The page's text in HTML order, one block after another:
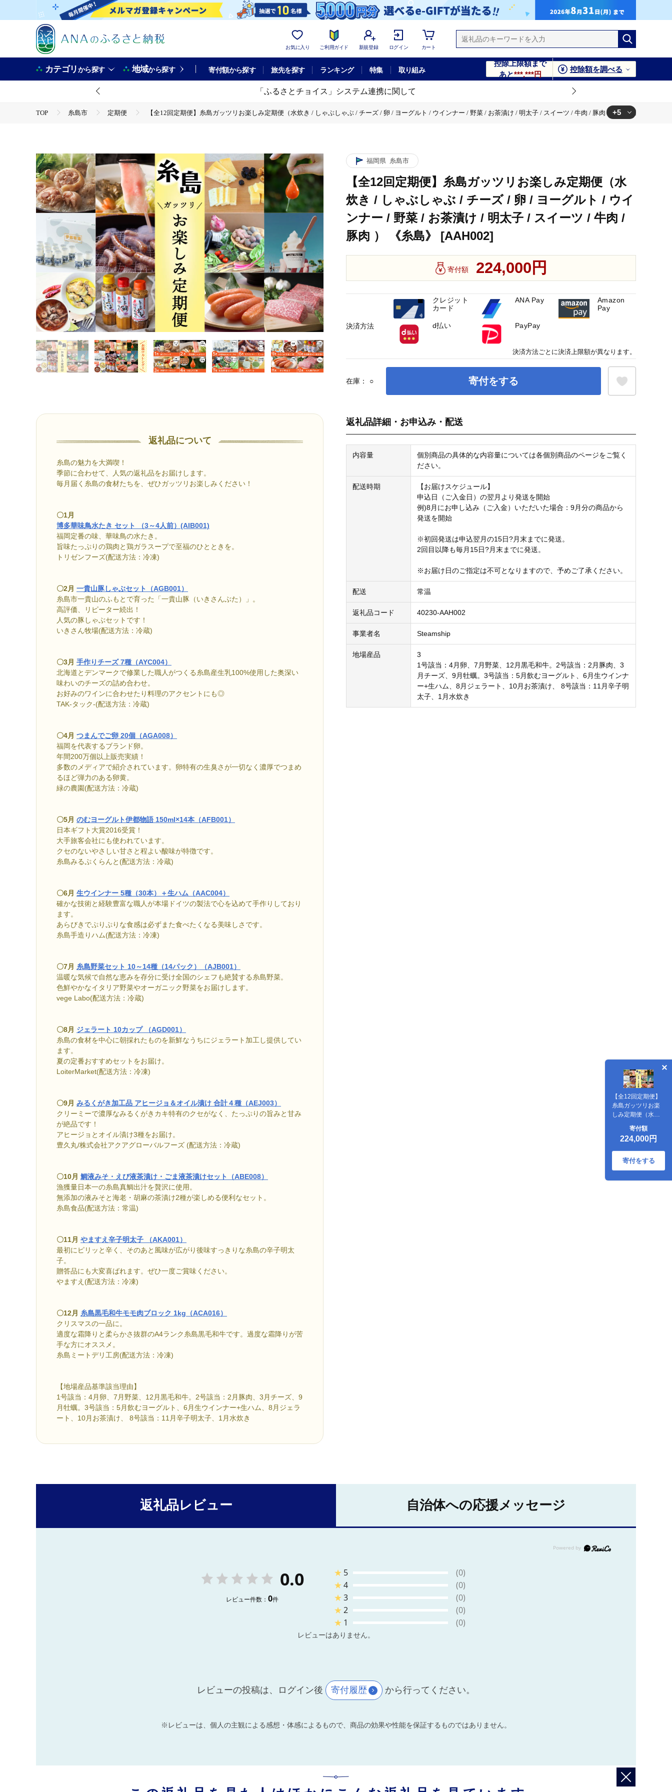
お気に入り ご利用ガイド 新規登録 ログイン カート
カテゴリから探す 地域から探す 寄付額から探す 旅先を探す ランキング 特集 取り組み
控除上限額まで
あと***,***円
控除額を調べる
「ふるさとチョイス」システム連携に関して
TOP 糸島市 定期便
【全12回定期便】糸島ガッツリお楽しみ定期便（水炊き / しゃぶしゃぶ / チーズ / 卵 / ヨーグルト / ウインナー / 野菜 / お茶漬け / 明太子 / スイーツ / 牛肉 / 豚肉 ） 《糸島》 [AAH002]
TOP
米・穀物 米
ヒノヒカリ
【全12回定期便】糸島ガッツリお楽しみ定期便（水炊き / しゃぶしゃぶ / チーズ / 卵 / ヨーグルト / ウインナー / 野菜 / お茶漬け / 明太子 / スイーツ / 牛肉 / 豚肉 ） 《糸島》 [AAH002]
TOP
定期便
ほかの定期便
【全12回定期便】糸島ガッツリお楽しみ定期便（水炊き / しゃぶしゃぶ / チーズ / 卵 / ヨーグルト / ウインナー / 野菜 / お茶漬け / 明太子 / スイーツ / 牛肉 / 豚肉 ） 《糸島》 [AAH002]
TOP
加工食品 鍋
肉(鍋)
【全12回定期便】糸島ガッツリお楽しみ定期便（水炊き / しゃぶしゃぶ / チーズ / 卵 / ヨーグルト / ウインナー / 野菜 / お茶漬け / 明太子 / スイーツ / 牛肉 / 豚肉 ） 《糸島》 [AAH002]
+5
返礼品について
糸島の魅力を大満喫！
季節に合わせて、人気の返礼品をお届けします。
毎月届く糸島の食材たちを、ぜひガッツリお楽しみください！
〇1月
博多華味鳥水たき セット （3～4人前）(AIB001)
福岡定番の味、華味鳥の水たき。
旨味たっぷりの鶏肉と鶏ガラスープで至福のひとときを。
トリゼンフーズ(配送方法：冷凍)
〇2月 一貴山豚しゃぶセット（AGB001）
糸島市一貴山のふもとで育った「一貴山豚（いきさんぶた）」。
高評価、リピーター続出！
人気の豚しゃぶセットです！
いきさん牧場(配送方法：冷蔵)
〇3月 手作りチーズ 7種（AYC004）
北海道とデンマークで修業した職人がつくる糸島産生乳100%使用した奥深い
味わいのチーズの詰め合わせ。
お好みのワインに合わせたり料理のアクセントにも◎
TAK-タック-(配送方法：冷蔵)
〇4月 つまんでご卵 20個（AGA008）
福岡を代表するブランド卵。
年間200万個以上販売実績！
多数のメディアで紹介されています。卵特有の生臭さが一切なく濃厚でつまめ
るほど弾力のある卵黄。
緑の農園(配送方法：冷蔵)
〇5月 のむヨーグルト伊都物語 150ml×14本（AFB001）
日本ギフト大賞2016受賞！
大手旅客会社にも使われています。
クセのないやさしい甘さと程よい酸味が特徴です。
糸島みるぷくらんと(配送方法：冷蔵)
〇6月 生ウインナー 5種（30本）＋生ハム（AAC004）
確かな技術と経験豊富な職人が本場ドイツの製法で心を込めて手作りしており
ます。
あらびきでぷりぷりな食感は必ずまた食べたくなる美味しさです。
糸島手造りハム(配送方法：冷凍)
〇7月 糸島野菜セット 10～14種（14パック）（AJB001）
温暖な気候で自然な恵みを存分に受け全国のシェフも絶賛する糸島野菜。
色鮮やかなイタリア野菜やオーガニック野菜をお届けします。
vege Labo(配送方法：冷蔵)
〇8月 ジェラート 10カップ （AGD001）
糸島の食材を中心に朝採れたものを新鮮なうちにジェラート加工し提供してい
ます。
夏の定番おすすめセットをお届け。
LoiterMarket(配送方法：冷凍)
〇9月 みるくがき加工品 アヒージョ＆オイル漬け 合計４種（AEJ003）
クリーミーで濃厚なみるくがきカキ特有のクセがなく、たっぷりの旨みと甘み
が絶品です！
アヒージョとオイル漬け3種をお届け。
豊久丸/株式会社アクアグローバルフーズ (配送方法：冷蔵)
〇10月 鯛液みそ・えび液茶漬け・ごま液茶漬けセット（ABE008）
漁獲量日本一の糸島真鯛出汁を贅沢に使用。
無添加の液みそと海老・胡麻の茶漬け2種が楽しめる便利なセット。
糸島食品(配送方法：常温)
〇11月 やますえ辛子明太子 （AKA001）
最初にピリッと辛く、そのあと風味が広がり後味すっきりな糸島の辛子明太
子。
贈答品にも大変喜ばれます。ぜひ一度ご賞味ください。
やますえ(配送方法：冷凍)
〇12月 糸島黒毛和牛モモ肉ブロック 1kg（ACA016）
クリスマスの一品に。
適度な霜降りと柔らかさ抜群のA4ランク糸島黒毛和牛です。過度な霜降りが苦
手な方にオススメ。
糸島ミートデリ工房(配送方法：冷凍)
【地場産品基準該当理由】
1号該当：4月卵、7月野菜、12月黒毛和牛。2号該当：2月豚肉、3月チーズ、9
月牡蠣。3号該当：5月飲むヨーグルト、6月生ウインナー+生ハム、8月ジェラ
ート、10月お茶漬け、 8号該当：11月辛子明太子、1月水炊き
福岡県 糸島市
【全12回定期便】糸島ガッツリお楽しみ定期便（水
炊き / しゃぶしゃぶ / チーズ / 卵 / ヨーグルト / ウイ
ンナー / 野菜 / お茶漬け / 明太子 / スイーツ / 牛肉 /
豚肉 ） 《糸島》 [AAH002]
寄付額 224,000円
在庫： ○ 寄付をする
【全12回定期便】
糸島ガッツリお楽
しみ定期便（水炊
き / しゃぶしゃぶ /
チーズ / 卵 / ヨーグ
ルト / ウインナー /
野菜 / お茶漬け / 明
太子 / スイーツ / 牛
肉 / 豚肉 ） 《糸
寄付額
224,000円
寄付をする
返礼品詳細・お申込み・配送
内容量
個別商品の具体的な内容量については各個別商品のページをご覧く
ださい。
配送時期
【お届けスケジュール】
申込日（ご入金日）の翌月より発送を開始
例)8月にお申し込み（ご入金）いただいた場合：9月分の商品から
発送を開始
※初回発送は申込翌月の15日?月末までに発送。
2回目以降も毎月15日?月末までに発送。
※お届け日のご指定は不可となりますので、予めご了承ください。
配送 常温
返礼品コード 40230-AAH002
事業者名 Steamship
地場産品
3
1号該当：4月卵、7月野菜、12月黒毛和牛。2号該当：2月豚肉、3
月チーズ、9月牡蠣。3号該当：5月飲むヨーグルト、6月生ウインナ
ー+生ハム、8月ジェラート、10月お茶漬け、 8号該当：11月辛子明
太子、1月水炊き
決済方法
クレジット
カード
ANA Pay
Amazon
Pay
d払い PayPay
決済方法ごとに決済上限額が異なります。
返礼品レビュー 自治体への応援メッセージ
0.0
レビュー件数： 0件
★ 5
(0)
★4
(0)
★3
(0)
★2
(0)
★ 1 (0)
レビューはありません。
レビューの投稿は、ログイン後 寄付履歴 から行ってください。
※レビューは、個人の主観による感想・体感によるもので、商品の効果や性能を保証するものではありません。